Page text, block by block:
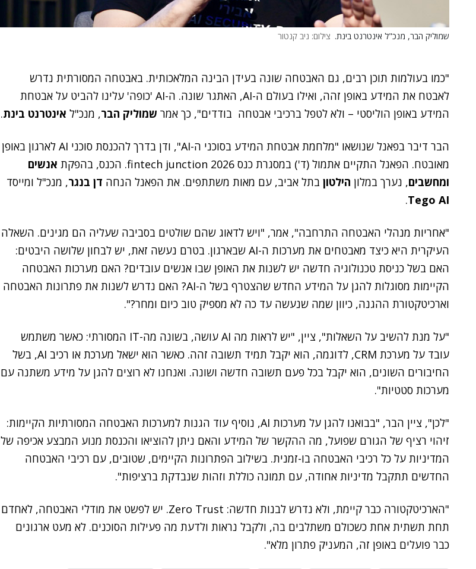
שמוליק הבר, מנכ"ל אינטרנט בינת. צילום: ניב קנטור
"כמו בעולמות תוכן רבים, גם האבטחה שונה בעידן הבינה המלאכותית. באבטחה המסורתית נדרש
לאבטח את המידע באופן זהה, ואילו בעולם ה-AI, האתגר שונה. ה-AI 'כופה' עלינו להביט על אבטחת
המידע באופן הוליסטי – ולא לטפל ברכיבי אבטחה בודדים", כך אמר שמוליק הבר, מנכ"ל אינטרנט בינת.
הבר דיבר בפאנל שנושאו "מלחמת אבטחת המידע בסוכני ה-AI", ודן בדרך להכנסת סוכני AI לארגון באופן
מאובטח. הפאנל התקיים אתמול (ד') במסגרת כנס fintech junction 2026. הכנס, בהפקת
אנשים
ומחשבים, נערך במלון הילטון בתל אביב, עם מאות משתתפים. את הפאנל הנחה דן בנגר, מנכ"ל ומייסד
Tego AI
.
"אחריות מנהלי האבטחה התרחבה", אמר, "ויש לדאוג שהם שולטים בסביבה שעליה הם מגינים. השאלה
העיקרית היא כיצד מאבטחים את מערכות ה-AI שבארגון. בטרם נעשה זאת, יש לבחון שלושה היבטים:
האם בשל כניסת טכנולוגיה חדשה יש לשנות את האופן שבו אנשים עובדים? האם מערכות האבטחה
הקיימות מסוגלות להגן על המידע החדש שהצטרף בשל ה-AI? האם נדרש לשנות את פתרונות האבטחה
וארכיטקטורת ההגנה, כיוון שמה שנעשה עד כה לא מספיק טוב כיום ומחר?".
"על מנת להשיב על השאלות", ציין, "יש לראות מה AI עושה, בשונה מה-IT המסורתי: כאשר משתמש
עובד על מערכת CRM, לדוגמה, הוא יקבל תמיד תשובה זהה. כאשר הוא ישאל מערכת או רכיב AI, בשל
החיבורים השונים, הוא יקבל בכל פעם תשובה חדשה ושונה. ואנחנו לא רוצים להגן על מידע משתנה עם
מערכות סטטיות".
"לכן", ציין הבר, "בבואנו להגן על מערכות AI, נוסיף עוד הגנות למערכות האבטחה המסורתיות הקיימות:
זיהוי רציף של הגורם שפועל, מה ההקשר של המידע והאם ניתן להוציאו והכנסת מנוע המבצע אכיפה של
המדיניות על כל רכיבי האבטחה בו-זמנית. בשילוב הפתרונות הקיימים, שטובים, עם רכיבי האבטחה
החדשים תתקבל מדיניות אחודה, עם תמונה כוללת וזהות שנבדקת ברציפות".
"הארכיטקטורה כבר קיימת, ולא נדרש לבנות חדשה: Zero Trust. יש לפשט את מודלי האבטחה, לאחדם
תחת תשתית אחת כשכולם משתלבים בה, ולקבל נראות ולדעת מה פעילות הסוכנים. לא מעט ארגונים
כבר פועלים באופן זה, המעניק פתרון מלא".